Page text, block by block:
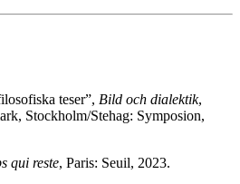
teser”, Bild och dialektik,
Stockholm/Stehag: Symposion,
qui reste, Paris: Seuil, 2023.